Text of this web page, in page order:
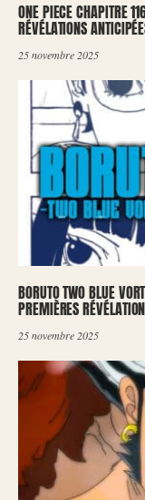
ONE PIECE CHAPITRE
RÉVÉLATIONS
25 novembre 2025
BORUTO TWO BLUE
PREMIÈRES
25 novembre 2025